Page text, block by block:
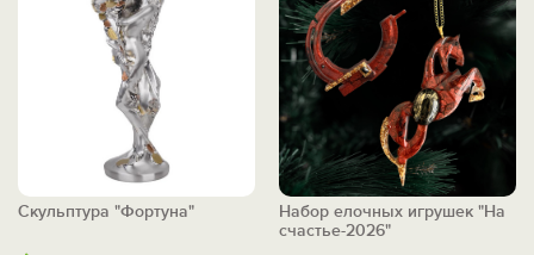
Скульптура "Фортуна"
Набор елочных игрушек "На
счастье-2026"